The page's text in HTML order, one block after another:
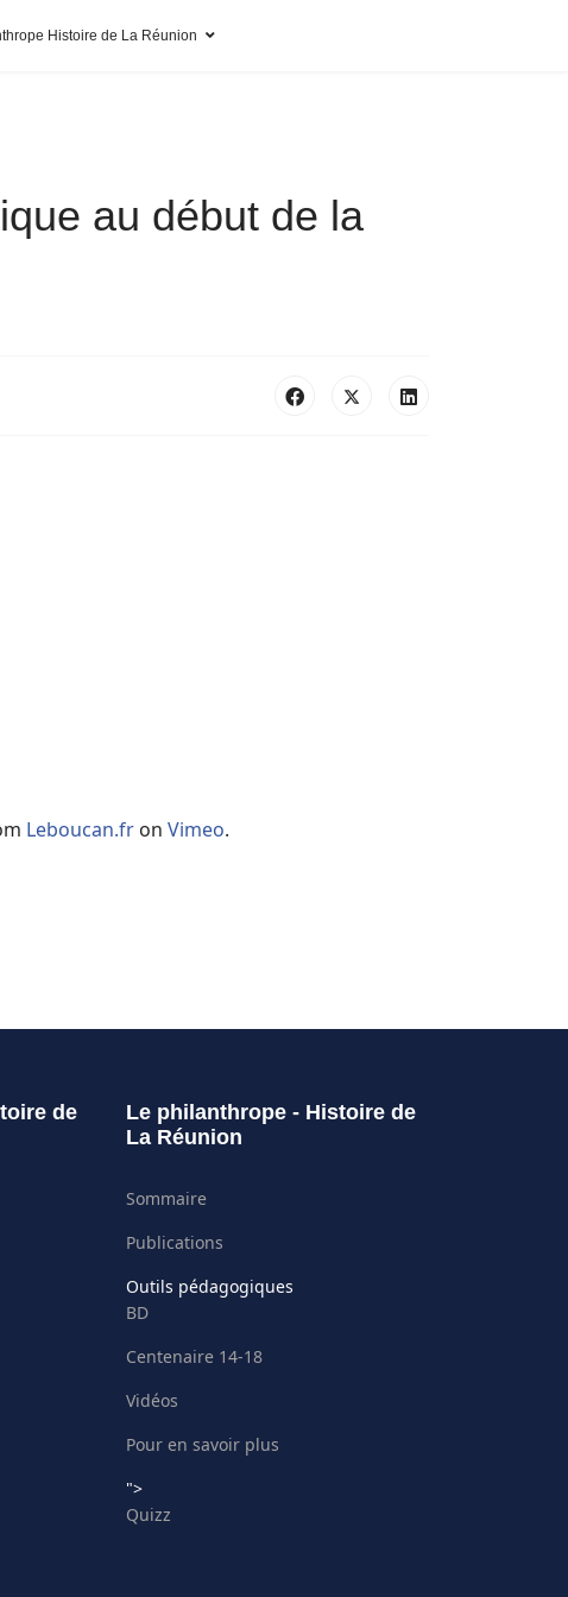
Histoire de La Réunion
au début de la
Leboucan.fr on Vimeo.
de
Le philanthrope - Histoire de
La Réunion
Sommaire
Publications
Outils pédagogiques
BD
Centenaire 14-18
Vidéos
Pour en savoir plus
">
Quizz